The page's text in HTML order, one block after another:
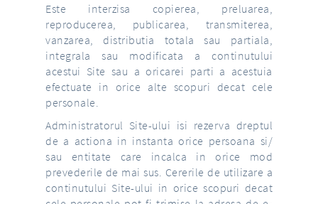
Este interzisa copierea, preluarea,
reproducerea, publicarea, transmiterea,
vanzarea, distributia totala sau partiala,
integrala sau modificata a continutului
acestui Site sau a oricarei parti a acestuia
efectuate in orice alte scopuri decat cele
personale.
Administratorul Site-ului isi rezerva dreptul
de a actiona in instanta orice persoana si/
sau entitate care incalca in orice mod
prevederile de mai sus. Cererile de utilizare a
continutului Site-ului in orice scopuri decat